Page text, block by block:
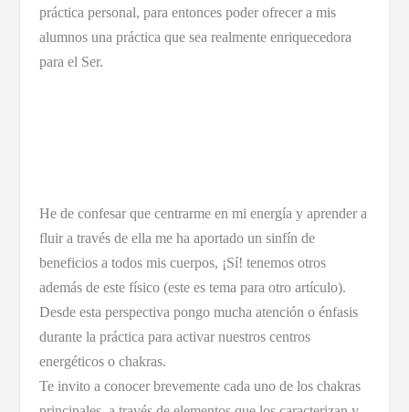
práctica personal, para entonces poder ofrecer a mis
alumnos una práctica que sea realmente enriquecedora
para el Ser.
He de confesar que centrarme en mi energía y aprender a
fluir a través de ella me ha aportado un sinfín de
beneficios a todos mis cuerpos, ¡Sí! tenemos otros
además de este físico (este es tema para otro artículo).
Desde esta perspectiva pongo mucha atención o énfasis
durante la práctica para activar nuestros centros
energéticos o chakras.
Te invito a conocer brevemente cada uno de los chakras